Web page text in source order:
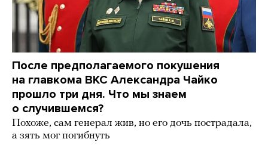
После предполагаемого покушения
на главкома ВКС Александра Чайко
прошло три дня. Что мы знаем
о случившемся?
Похоже, сам генерал жив, но его дочь пострадала,
а зять мог погибнуть